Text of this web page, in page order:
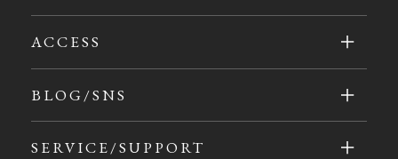
ACCESS
BLOG/SNS
SERVICE/SUPPORT